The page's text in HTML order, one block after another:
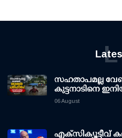
L
സഹതാപമല്ല
കുട്ടനാടിനെ
06 August
എക്സിക്യൂട്ടീവ്